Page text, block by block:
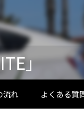
」
流れ よくある質